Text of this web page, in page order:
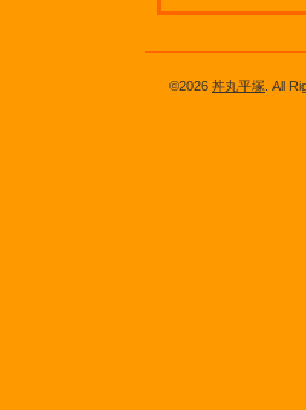
©2026 丼丸平塚 . All